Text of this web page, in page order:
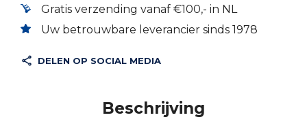
Gratis verzending vanaf €100,- in NL
Uw betrouwbare leverancier sinds 1978
DELEN OP SOCIAL MEDIA
Beschrijving